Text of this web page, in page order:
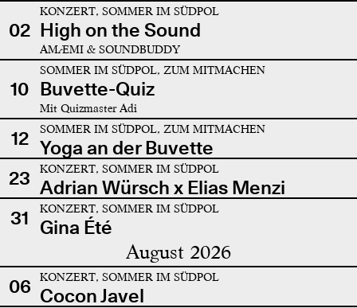
02
KONZERT, SOMMER IM SÜDPOL
High on the Sound
AMÆMI & SOUNDBUDDY
10
SOMMER IM SÜDPOL, ZUM MITMACHEN
Buvette-Quiz
Mit Quizmaster Adi
12 SOMMER IM SÜDPOL, ZUM MITMACHEN
Yoga an der Buvette
23
KONZERT, SOMMER IM SÜDPOL
Adrian Würsch x Elias Menzi
31
KONZERT, SOMMER IM SÜDPOL
Gina Été
August 2026
06 KONZERT, SOMMER IM SÜDPOL
Cocon Javel